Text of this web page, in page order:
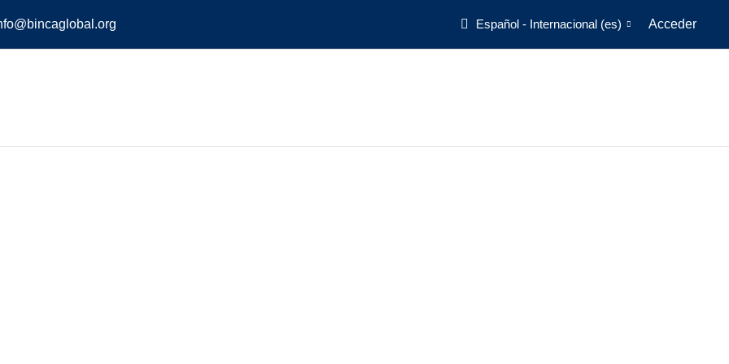
Español - Internacional ‎(es)‎ Acceder